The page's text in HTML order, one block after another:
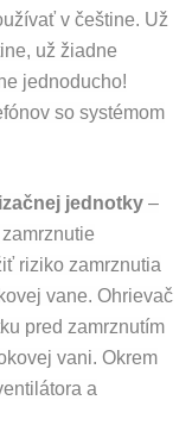
v češtine. Už
už žiadne
jednoducho!
so systémom
jednotky –
riziko zamrznutia
vane. Ohrievač
pred zamrznutím
vani. Okrem
a